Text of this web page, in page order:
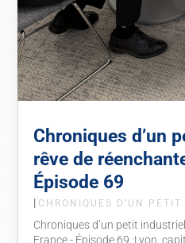
Chroniques d’un
rêve de
Épisode 69
| CHRONIQUES D’UN
Chroniques d’un petit
France - Épisode 69 :Lyon,